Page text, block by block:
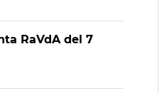
RaVdA del 7